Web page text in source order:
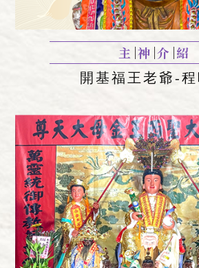
主 神 介 紹
開基福王老爺-